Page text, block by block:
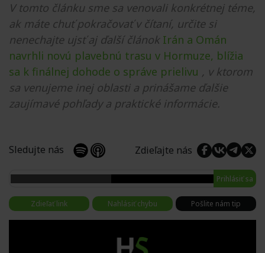
V tomto článku sme sa venovali konkrétnej téme,
ak máte chuť pokračovať v čítaní, určite si
nenechajte ujsť aj ďalší článok Irán a Omán
navrhli novú plavebnú trasu v Hormuze, blížia
sa k finálnej dohode o správe prielivu , v ktorom
sa venujeme inej oblasti a prinášame ďalšie
zaujímavé pohľady a praktické informácie.
Sledujte nás Zdieľajte nás
Prihlásiť sa
Zdieľať link Nahlásiť chybu Pošlite nám tip